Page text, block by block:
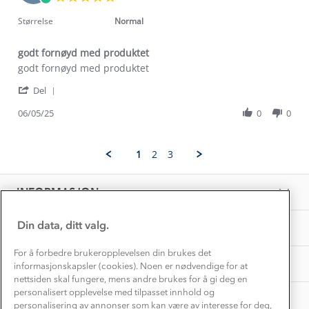
May
rating
Størrelse Normal
godt fornøyd med produktet
Review
Hilfrid
on
review
godt
med
godt fornøyd med produktet
Del
6
2025
06/05/25 0 0
1 2 3
INFORMASJON
Konkurransevinnere
Kundeklubb
Bedrift, barnehage og SFO
Presse
OM OSS
Etisk handel
Dyreetikk
1% til samfunnet
Samarbeide med oss?
TIPS OG RÅD
Dette trenger du til barnehagen
Gravidklær
Hvordan velge riktig turtøy?
Store størrelser
Turmat oppskrifter
Beredskap
AKTIVITETER
Norgesferie 🇳🇴
Få turinspirasjon og tips her⛰
Overnatte utendørs⛺
Leirskole 🥾
Barnehageansatt
Tips til hyttetur
Din data, ditt valg.
For å forbedre brukeropplevelsen din brukes det
informasjonskapsler (cookies). Noen er nødvendige for at
nettsiden skal fungere, mens andre brukes for å gi deg en
personalisert opplevelse med tilpasset innhold og
personalisering av annonser som kan være av interesse for deg,